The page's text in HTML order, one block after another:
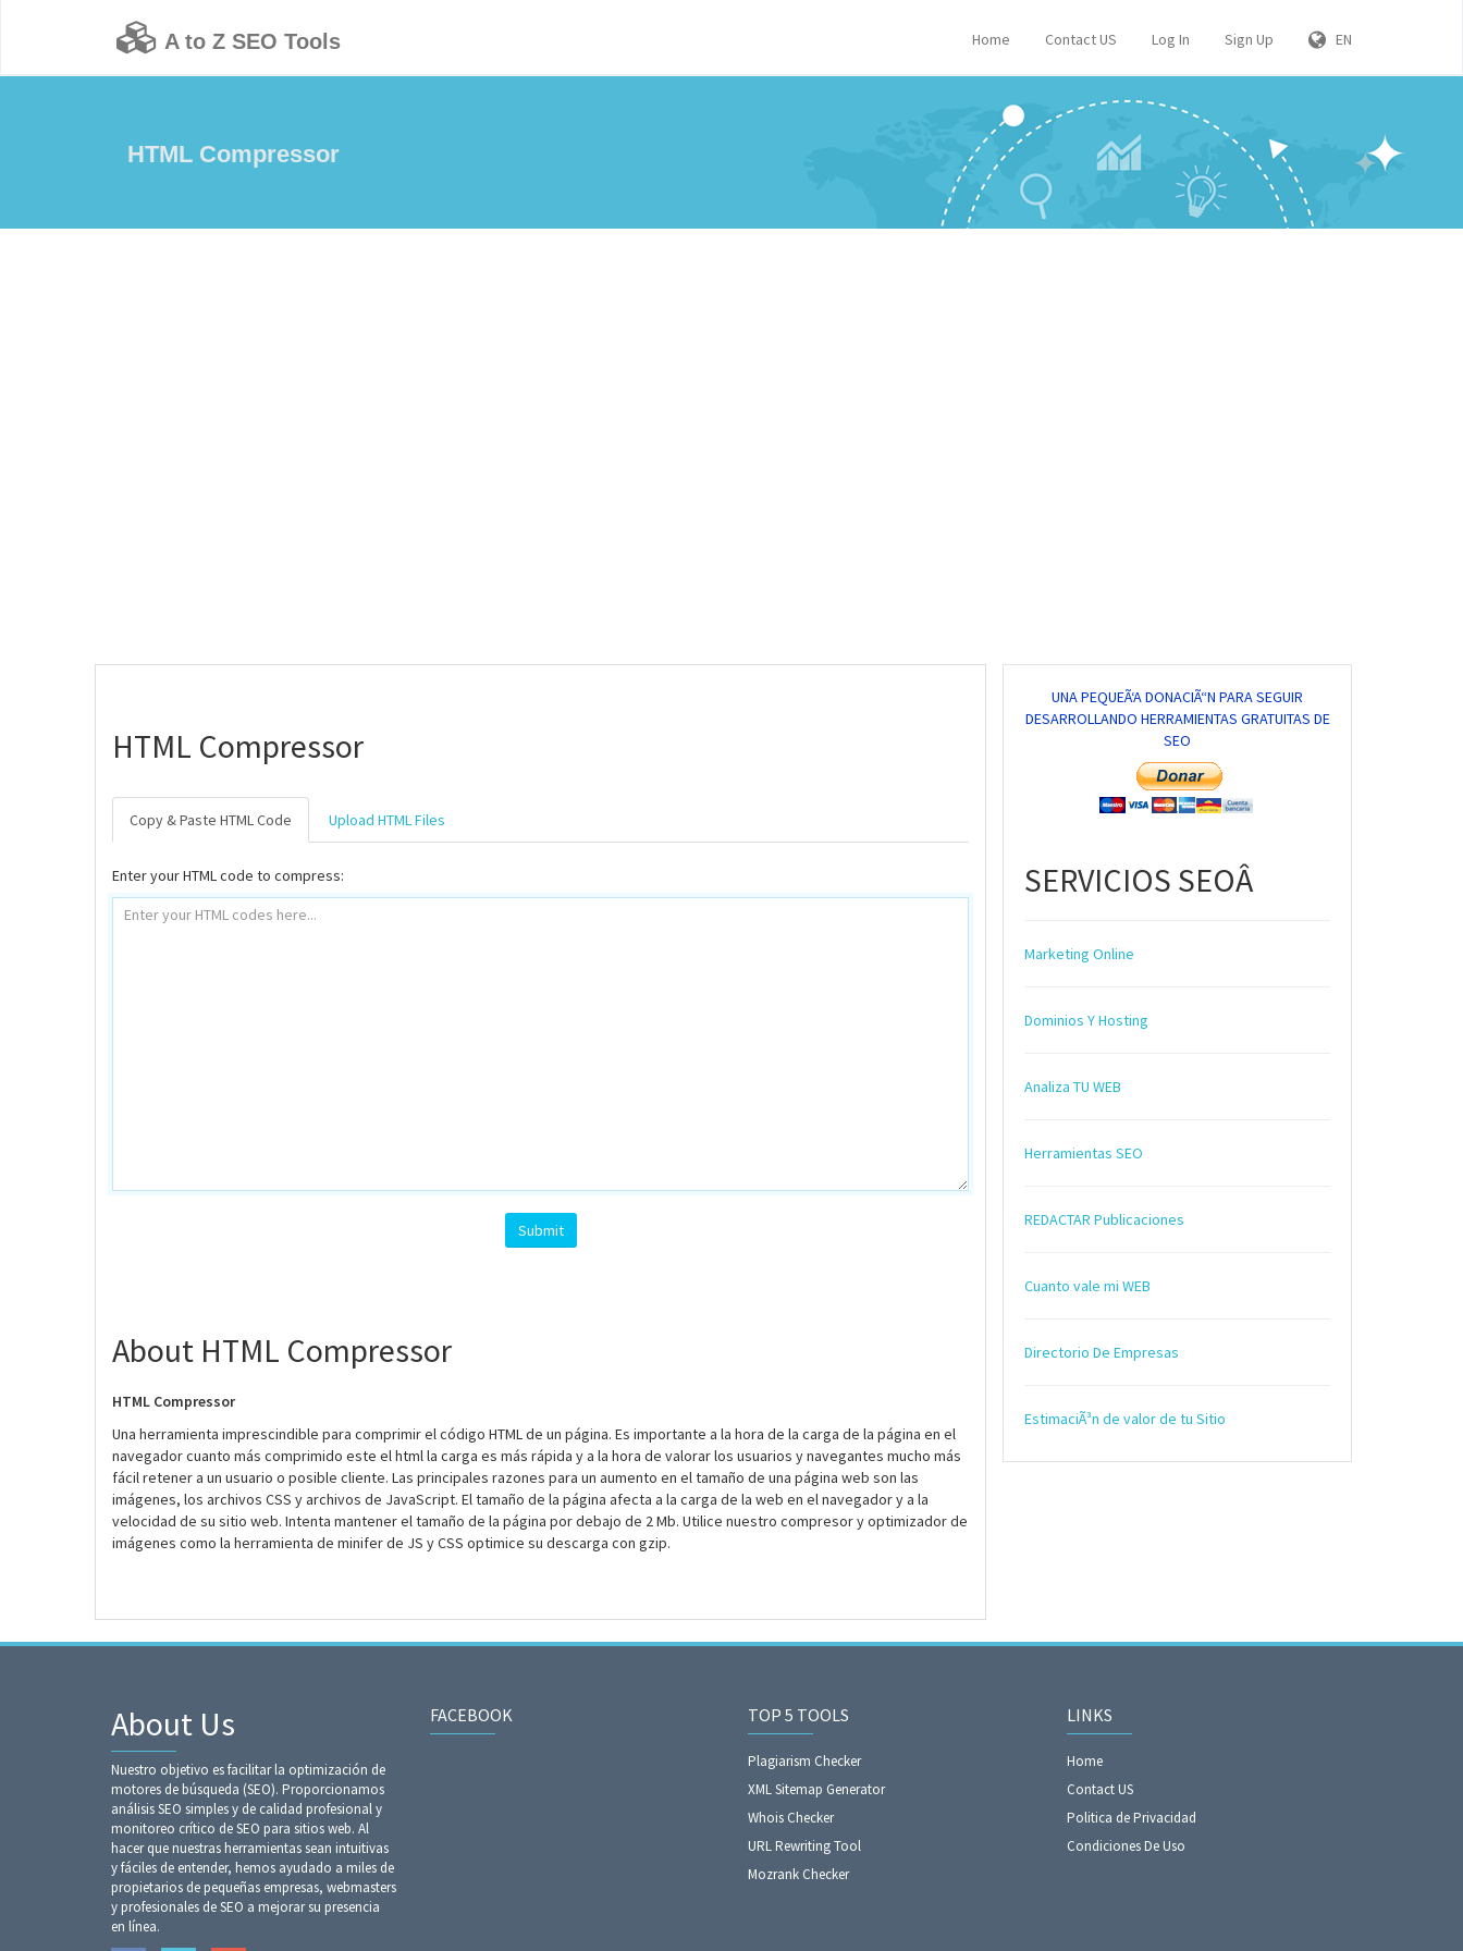
A to Z SEO Tools Home Contact US Log In Sign Up EN
HTML Compressor
HTML Compressor
Copy & Paste HTML Code Upload HTML Files
Enter your HTML code to compress:
About HTML Compressor
HTML Compressor
Una herramienta imprescindible para comprimir el código HTML de un página. Es importante a la hora de la carga de la página en el
navegador cuanto más comprimido este el html la carga es más rápida y a la hora de valorar los usuarios y navegantes mucho más
fácil retener a un usuario o posible cliente. Las principales razones para un aumento en el tamaño de una página web son las
imágenes, los archivos CSS y archivos de JavaScript. El tamaño de la página afecta a la carga de la web en el navegador y a la
velocidad de su sitio web. Intenta mantener el tamaño de la página por debajo de 2 Mb. Utilice nuestro compresor y optimizador de
imágenes como la herramienta de minifer de JS y CSS optimice su descarga con gzip.
UNA PEQUEÃ‘A DONACIÃ“N PARA SEGUIR
DESARROLLANDO HERRAMIENTAS GRATUITAS DE
SEO
SERVICIOS SEOÂ
Marketing Online
Dominios Y Hosting
Analiza TU WEB
Herramientas SEO
REDACTAR Publicaciones
Cuanto vale mi WEB
Directorio De Empresas
EstimaciÃ³n de valor de tu Sitio
About Us
Nuestro objetivo es facilitar la optimización de
motores de búsqueda (SEO). Proporcionamos
análisis SEO simples y de calidad profesional y
monitoreo crítico de SEO para sitios web. Al
hacer que nuestras herramientas sean intuitivas
y fáciles de entender, hemos ayudado a miles de
propietarios de pequeñas empresas, webmasters
y profesionales de SEO a mejorar su presencia
en línea.
FACEBOOK TOP 5 TOOLS
Plagiarism Checker
XML Sitemap Generator
Whois Checker
URL Rewriting Tool
Mozrank Checker
LINKS
Home
Contact US
Politica de Privacidad
Condiciones De Uso